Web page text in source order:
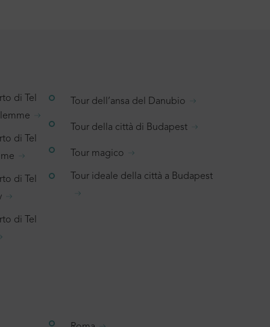
di Tel
di Tel
di Tel
di Tel
Tour dell’ansa del Danubio
Tour della città di Budapest
Tour magico
Tour ideale della città a Budapest